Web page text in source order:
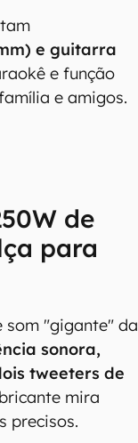
e guitarra
e função
e amigos.
de
para
som "gigante" da
sonora,
tweeters de
mira
precisos.